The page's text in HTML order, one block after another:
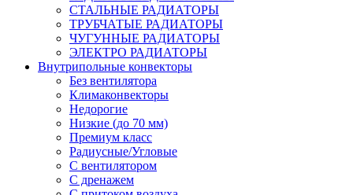
СТАЛЬНЫЕ РАДИАТОРЫ
ТРУБЧАТЫЕ РАДИАТОРЫ
ЧУГУННЫЕ РАДИАТОРЫ
ЭЛЕКТРО РАДИАТОРЫ
Внутрипольные конвекторы
Без вентилятора
Климаконвекторы
Недорогие
Низкие (до 70 мм)
Премиум класс
Радиусные/Угловые
С вентилятором
С дренажем